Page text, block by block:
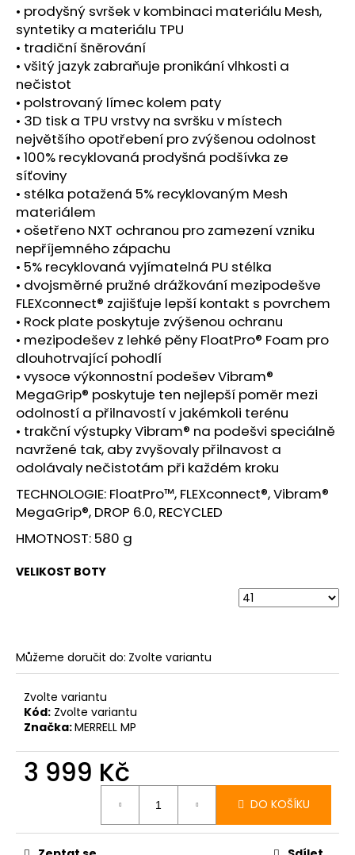
• prodyšný svršek v kombinaci materiálu Mesh,
syntetiky a materiálu TPU
• tradiční šněrování
• všitý jazyk zabraňuje pronikání vlhkosti a
nečistot
• polstrovaný límec kolem paty
• 3D tisk a TPU vrstvy na svršku v místech
největšího opotřebení pro zvýšenou odolnost
• 100% recyklovaná prodyšná podšívka ze
síťoviny
• stélka potažená 5% recyklovaným Mesh
materiálem
• ošetřeno NXT ochranou pro zamezení vzniku
nepříjemného zápachu
• 5% recyklovaná vyjímatelná PU stélka
• dvojsměrné pružné drážkování mezipodešve
FLEXconnect® zajišťuje lepší kontakt s povrchem
• Rock plate poskytuje zvýšenou ochranu
• mezipodešev z lehké pěny FloatPro® Foam pro
dlouhotrvající pohodlí
• vysoce výkonnostní podešev Vibram®
MegaGrip® poskytuje ten nejlepší poměr mezi
odolností a přilnavostí v jakémkoli terénu
• trakční výstupky Vibram® na podešvi speciálně
navržené tak, aby zvyšovaly přilnavost a
odolávaly nečistotám při každém kroku
TECHNOLOGIE: FloatPro™, FLEXconnect®, Vibram®
MegaGrip®, DROP 6.0, RECYCLED
HMOTNOST: 580 g
VELIKOST BOTY
Můžeme doručit do: Zvolte variantu
Zvolte variantu
Kód: Zvolte variantu
Značka:MERRELL MP
3 999 Kč
DO KOŠÍKU
TRIKO
CRAFT
ACTIVE
EXTREME
X
-
BÍLÁ
1
192
Kč